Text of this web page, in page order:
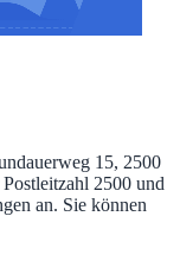
15, 2500
2500 und
an. Sie können